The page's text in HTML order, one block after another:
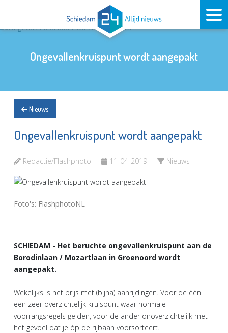
Ongevallenkruispunt wordt aangepakt
Nieuws
Ongevallenkruispunt wordt aangepakt
Redactie/Flashphoto 11-04-2019 Nieuws
Foto's: FlashphotoNL
SCHIEDAM - Het beruchte ongevallenkruispunt aan de
Borodinlaan / Mozartlaan in Groenoord wordt
aangepakt.
Wekelijks is het prijs met (bijna) aanrijdingen. Voor de één
een zeer overzichtelijk kruispunt waar normale
voorrangsregels gelden, voor de ander onoverzichtelijk met
het gevoel dat je óp de rijbaan voorsorteert.